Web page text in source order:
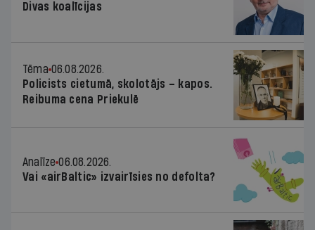
Divas koalīcijas
Tēma 06.08.2026.
Policists cietumā, skolotājs – kapos.
Reibuma cena Priekulē
Analīze 06.08.2026.
Vai «airBaltic» izvairīsies no defolta?